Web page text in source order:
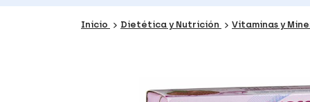
Inicio Dietética y Nutrición Vitaminas y